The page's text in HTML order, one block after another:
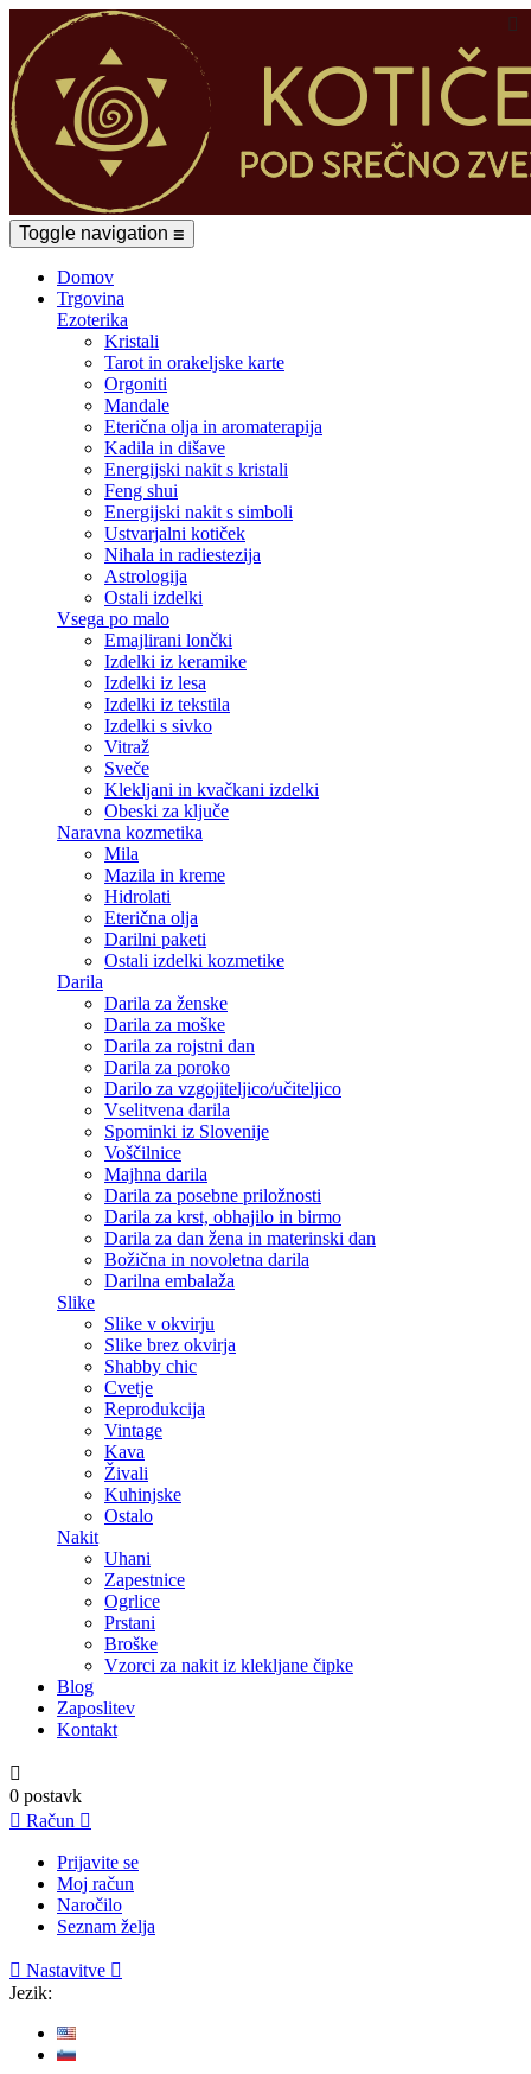
Toggle navigation ☰
Domov
Trgovina
Ezoterika
Kristali
Tarot in orakeljske karte
Orgoniti
Mandale
Eterična olja in aromaterapija
Kadila in dišave
Energijski nakit s kristali
Feng shui
Energijski nakit s simboli
Ustvarjalni kotiček
Nihala in radiestezija
Astrologija
Ostali izdelki
Vsega po malo
Emajlirani lončki
Izdelki iz keramike
Izdelki iz lesa
Izdelki iz tekstila
Izdelki s sivko
Vitraž
Sveče
Klekljani in kvačkani izdelki
Obeski za ključe
Naravna kozmetika
Mila
Mazila in kreme
Hidrolati
Eterična olja
Darilni paketi
Ostali izdelki kozmetike
Darila
Darila za ženske
Darila za moške
Darila za rojstni dan
Darila za poroko
Darilo za vzgojiteljico/učiteljico
Vselitvena darila
Spominki iz Slovenije
Voščilnice
Majhna darila
Darila za posebne priložnosti
Darila za krst, obhajilo in birmo
Darila za dan žena in materinski dan
Božična in novoletna darila
Darilna embalaža
Slike
Slike v okvirju
Slike brez okvirja
Shabby chic
Cvetje
Reprodukcija
Vintage
Kava
Živali
Kuhinjske
Ostalo
Nakit
Uhani
Zapestnice
Ogrlice
Prstani
Broške
Vzorci za nakit iz klekljane čipke
Blog
Zaposlitev
Kontakt

0 postavk
 Račun 
Prijavite se
Moj račun
Naročilo
Seznam želja
 Nastavitve 
Jezik:
